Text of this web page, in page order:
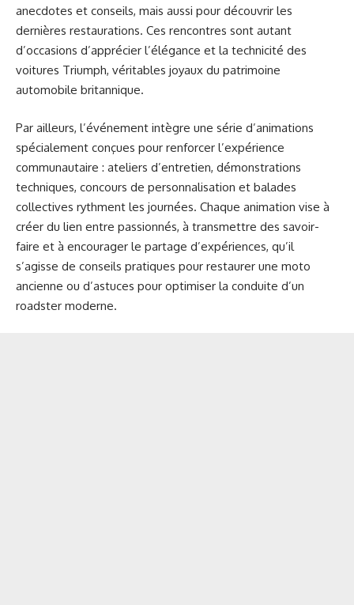
anecdotes et conseils, mais aussi pour découvrir les
dernières restaurations. Ces rencontres sont autant
d’occasions d’apprécier l’élégance et la technicité des
voitures Triumph, véritables joyaux du patrimoine
automobile britannique.
Par ailleurs, l’événement intègre une série d’animations
spécialement conçues pour renforcer l’expérience
communautaire : ateliers d’entretien, démonstrations
techniques, concours de personnalisation et balades
collectives rythment les journées. Chaque animation vise à
créer du lien entre passionnés, à transmettre des savoir-
faire et à encourager le partage d’expériences, qu’il
s’agisse de conseils pratiques pour restaurer une moto
ancienne ou d’astuces pour optimiser la conduite d’un
roadster moderne.